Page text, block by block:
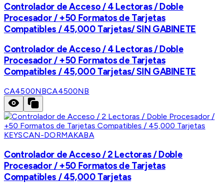
Controlador de Acceso / 4 Lectoras / Doble
Procesador / +50 Formatos de Tarjetas
Compatibles / 45,000 Tarjetas/ SIN GABINETE
Controlador de Acceso / 4 Lectoras / Doble
Procesador / +50 Formatos de Tarjetas
Compatibles / 45,000 Tarjetas/ SIN GABINETE
CA4500NBCA4500NB
KEYSCAN-DORMAKABA
Controlador de Acceso / 2 Lectoras / Doble
Procesador / +50 Formatos de Tarjetas
Compatibles / 45,000 Tarjetas